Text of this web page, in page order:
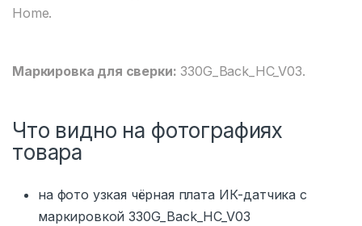
Home.
Маркировка для сверки: 330G_Back_HC_V03.
Что видно на фотографиях
товара
на фото узкая чёрная плата ИК-датчика с
маркировкой 330G_Back_HC_V03